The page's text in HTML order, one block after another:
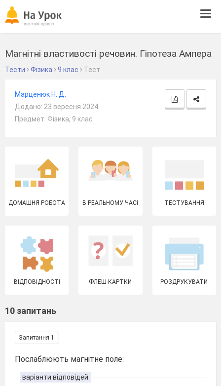
Магнітні властивості речовин. Гіпотеза Ампера
Тести Фізика 9 клас Тест
Марценюк Н. Д.
Додано: 23 вересня 2024
Предмет: Фізика, 9 клас
ДОМАШНЯ РОБОТА В РЕАЛЬНОМУ ЧАСІ ТЕСТУВАННЯ
ВІДПОВІДНОСТІ ФЛЕШ-КАРТКИ РОЗДРУКУВАТИ
10 запитань
Запитання 1
Послаблюють магнітне поле:
варіанти відповідей